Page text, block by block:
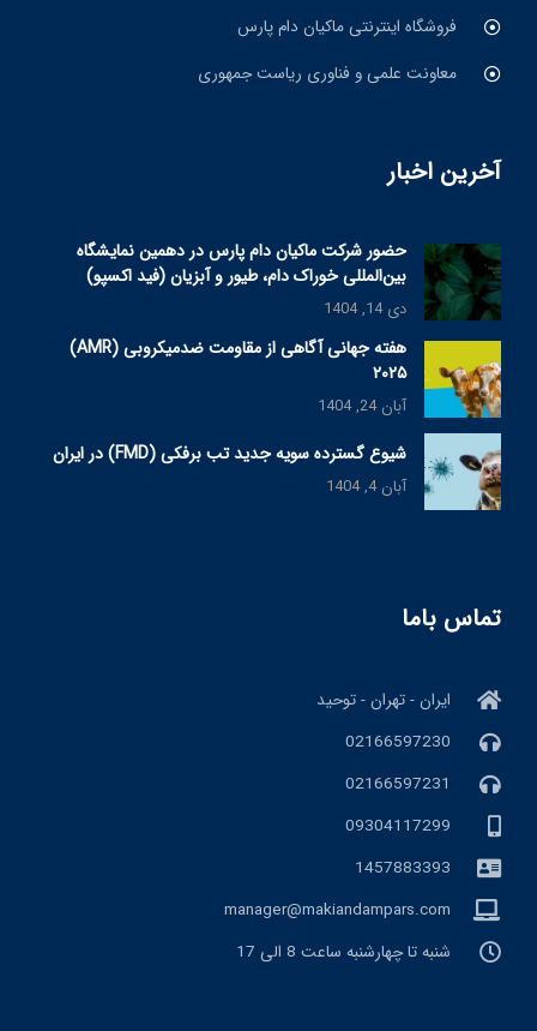
فروشگاه اینترنتی ماکیان دام پارس
معاونت علمی و فناوری ریاست جمهوری
آخرین اخبار
حضور شرکت ماکیان دام پارس در دهمین نمایشگاه
بین‌المللی خوراک دام، طیور و آبزیان (فید اکسپو)
دی 14, 1404
هفته جهانی آگاهی از مقاومت ضدمیکروبی (AMR)
۲۰۲۵
آبان 24, 1404
شیوع گسترده سویه جدید تب برفکی (FMD) در ایران
آبان 4, 1404
تماس باما
ایران - تهران - توحید
02166597230
02166597231
09304117299
1457883393
manager@makiandampars.com
شنبه تا چهارشنبه ساعت 8 الی 17